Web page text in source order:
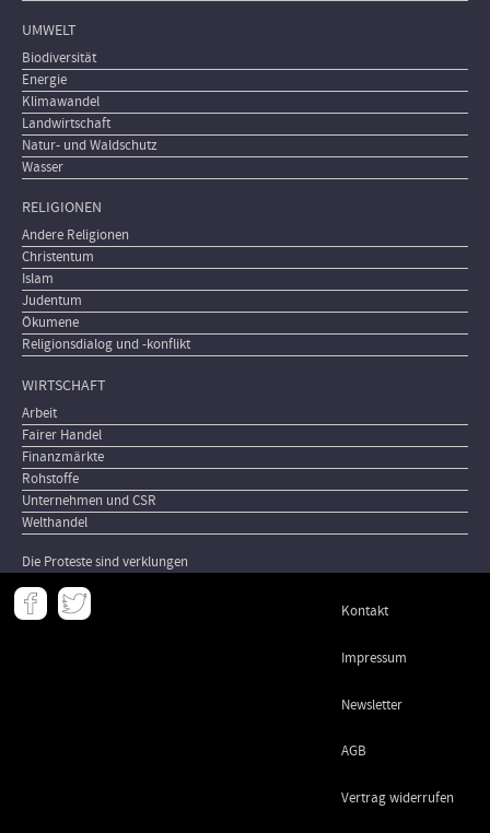
UMWELT
Biodiversität
Energie
Klimawandel
Landwirtschaft
Natur- und Waldschutz
Wasser
RELIGIONEN
Andere Religionen
Christentum
Islam
Judentum
Ökumene
Religionsdialog und -konflikt
WIRTSCHAFT
Arbeit
Fairer Handel
Finanzmärkte
Rohstoffe
Unternehmen und CSR
Welthandel
Die Proteste sind verklungen
Meta
- Kontakt
Impressum
Newsletter
AGB
Vertrag widerrufen